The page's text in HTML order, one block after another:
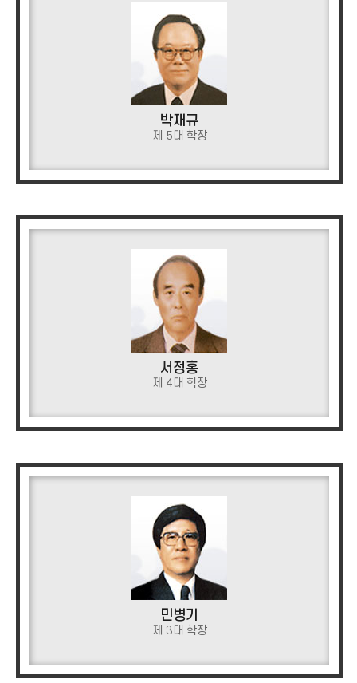
박재규
제 5대 학장
서정홍
제 4대 학장
민병기
제 3대 학장